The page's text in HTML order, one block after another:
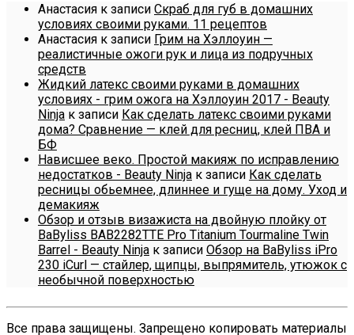
Анастасия к записи Скраб для губ в домашних
условиях своими руками. 11 рецептов
Анастасия к записи Грим на Хэллоуин —
реалистичные ожоги рук и лица из подручных
средств
Жидкий латекс своими руками в домашних
условиях - грим ожога на Хэллоуин 2017 - Beauty
Ninja к записи Как сделать латекс своими руками
дома? Сравнение — клей для ресниц, клей ПВА и
БФ
Нависшее веко. Простой макияж по исправлению
недостатков - Beauty Ninja к записи Как сделать
ресницы обьемнее, длиннее и гуще на дому. Уход и
демакияж
Обзор и отзыв визажиста на двойную плойку от
BaByliss BAB2282TTE Pro Titanium Tourmaline Twin
Barrel - Beauty Ninja к записи Обзор на BaByliss iPro
230 iCurl — стайлер, щипцы, выпрямитель, утюжок с
необычной поверхностью
Все права защищены. Запрещено копировать материалы